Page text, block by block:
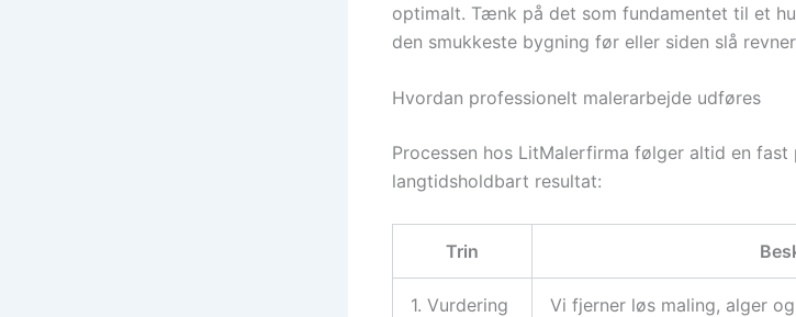
optimalt. Tænk på det som fundamentet til et
den smukkeste bygning før eller siden slå
Hvordan professionelt malerarbejde udføres
Processen hos LitMalerfirma følger altid en
langtidsholdbart resultat:
Trin
1. Vurdering
Vi fjerner løs maling, alger